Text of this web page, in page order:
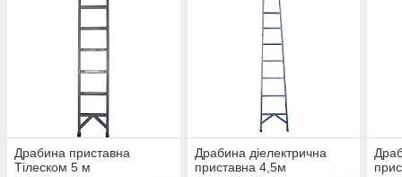
Драбина приставна
Тілеском 5 м
Драбина діелектрична
приставна 4,5м